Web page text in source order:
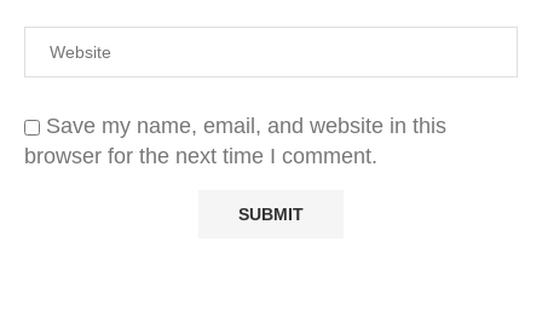
Save my name, email, and website in this
browser for the next time I comment.